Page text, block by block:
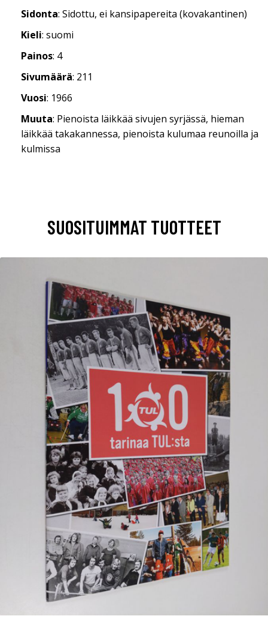
Sidonta: Sidottu, ei kansipapereita (kovakantinen)
Kieli: suomi
Painos: 4
Sivumäärä: 211
Vuosi: 1966
Muuta: Pienoista läikkää sivujen syrjässä, hieman
läikkää takakannessa, pienoista kulumaa reunoilla ja
kulmissa
SUOSITUIMMAT TUOTTEET